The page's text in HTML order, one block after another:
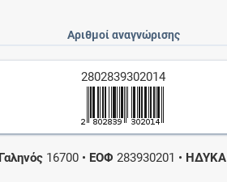
Αριθμοί αναγνώρισης
2802839302014
Γαληνός 16700 • ΕΟΦ 283930201 • ΗΔΥΚΑ